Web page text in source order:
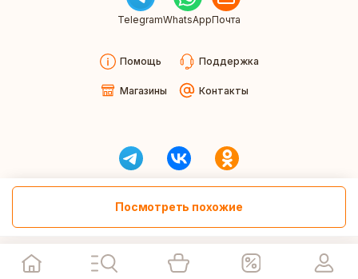
Посмотреть похожие
TelegramWhatsAppПочта
Помощь Поддержка
Магазины Контакты